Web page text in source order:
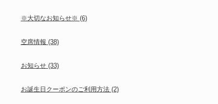
※大切なお知らせ※ (6)
空席情報 (38)
お知らせ (33)
お誕生日クーポンのご利用方法 (2)